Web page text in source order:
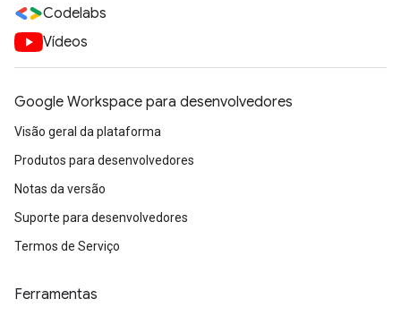
Codelabs
Vídeos
Google Workspace para desenvolvedores
Visão geral da plataforma
Produtos para desenvolvedores
Notas da versão
Suporte para desenvolvedores
Termos de Serviço
Ferramentas